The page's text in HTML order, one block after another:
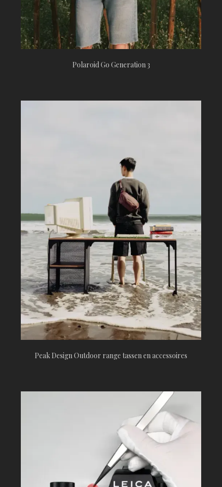
Polaroid Go Generation 3
Peak Design Outdoor range tassen en accessoires